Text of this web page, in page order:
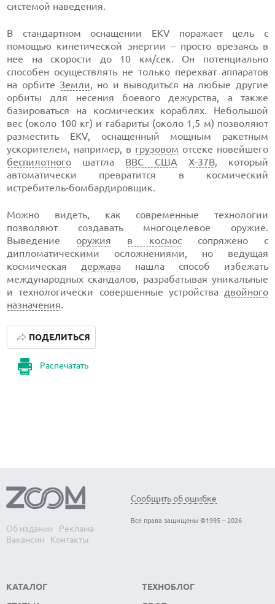
системой наведения.
В стандартном оснащении EKV поражает цель с
помощью кинетической энергии – просто врезаясь в
нее на скорости до 10 км/сек. Он потенциально
способен осуществлять не только перехват аппаратов
на орбите Земли, но и выводиться на любые другие
орбиты для несения боевого дежурства, а также
базироваться на космических кораблях. Небольшой
вес (около 100 кг) и габариты (около 1,5 м) позволяют
разместить EKV, оснащенный мощным ракетным
ускорителем, например, в грузовом отсеке новейшего
беспилотного шаттла ВВС США X-37B, который
автоматически превратится в космический
истребитель-бомбардировщик.
Можно видеть, как современные технологии
позволяют создавать многоцелевое оружие.
Выведение оружия в космоссопряжено с
дипломатическими осложнениями, но ведущая
космическая держава нашла способ избежать
международных скандалов, разрабатывая уникальные
и технологически совершенные устройства двойного
назначения.
Распечатать
ПОДЕЛИТЬСЯ
Об издании
Реклама
Вакансии
Контакты
Сообщить об ошибке
Все права защищены ©1995 – 2026
КАТАЛОГ
ТЕХНОБЛОГ